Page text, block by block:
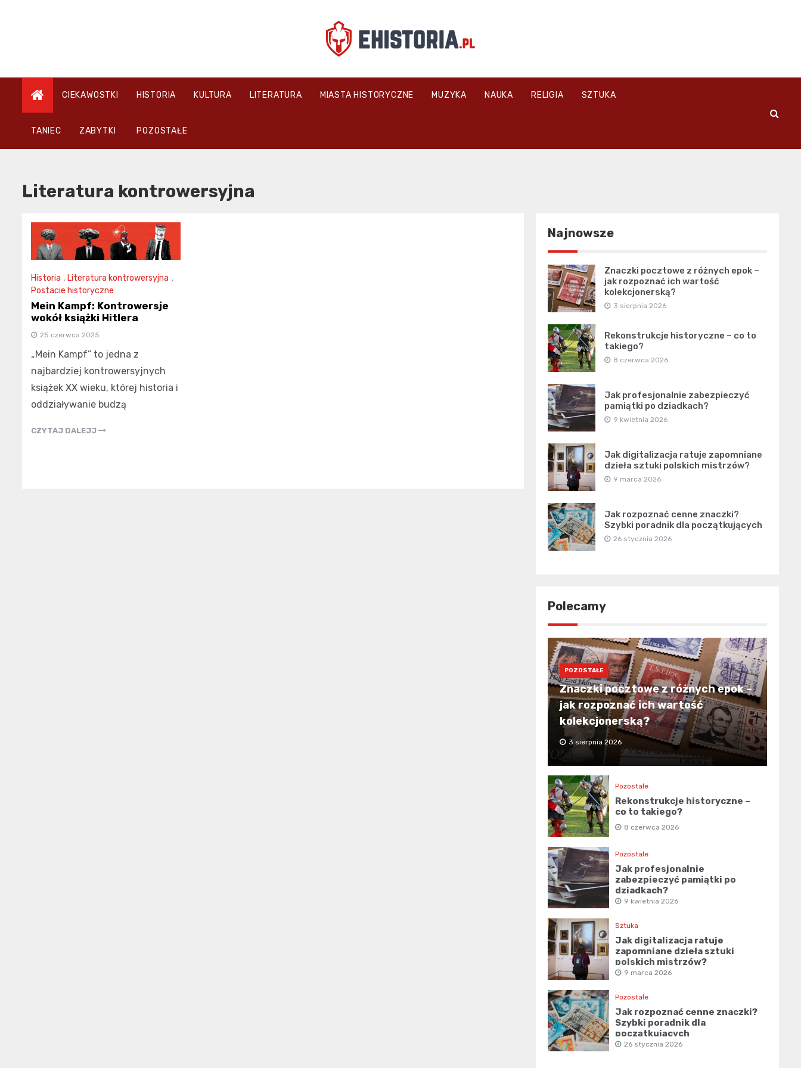
ehistoria.pl
CIEKAWOSTKI HISTORIA KULTURA LITERATURA MIASTA HISTORYCZNE MUZYKA NAUKA RELIGIA SZTUKA
TANIEC ZABYTKI POZOSTAŁE
Literatura kontrowersyjna
Historia , Literatura kontrowersyjna ,
Postacie historyczne
Mein Kampf: Kontrowersje
wokół książki Hitlera
25 czerwca 2025
„Mein Kampf” to jedna z
najbardziej kontrowersyjnych
książek XX wieku, której historia i
oddziaływanie budzą
CZYTAJ DALEJJ
Najnowsze
Znaczki pocztowe z różnych epok –
jak rozpoznać ich wartość
kolekcjonerską?
3 sierpnia 2026
Rekonstrukcje historyczne – co to
takiego?
8 czerwca 2026
Jak profesjonalnie zabezpieczyć
pamiątki po dziadkach?
9 kwietnia 2026
Jak digitalizacja ratuje zapomniane
dzieła sztuki polskich mistrzów?
9 marca 2026
Jak rozpoznać cenne znaczki?
Szybki poradnik dla początkujących
26 stycznia 2026
Polecamy
POZOSTAŁE
Znaczki pocztowe z różnych epok –
jak rozpoznać ich wartość
kolekcjonerską?
3 sierpnia 2026
Pozostałe
Rekonstrukcje historyczne –
co to takiego?
8 czerwca 2026
Pozostałe
Jak profesjonalnie
zabezpieczyć pamiątki po
dziadkach?
9 kwietnia 2026
Sztuka
Jak digitalizacja ratuje
zapomniane dzieła sztuki
polskich mistrzów?
9 marca 2026
Pozostałe
Jak rozpoznać cenne znaczki?
Szybki poradnik dla
początkujących
26 stycznia 2026